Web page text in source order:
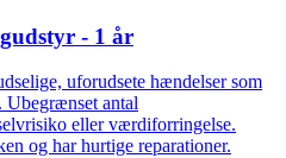
- 1 år
uforudsete hændelser som
Ubegrænset antal
eller værdiforringelse.
og har hurtige reparationer.